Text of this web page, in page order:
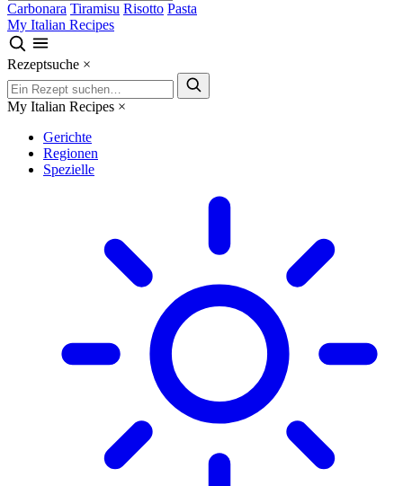
Carbonara Tiramisu Risotto Pasta
My Italian Recipes
Rezeptsuche ×
My Italian Recipes ×
Gerichte
Regionen
Spezielle